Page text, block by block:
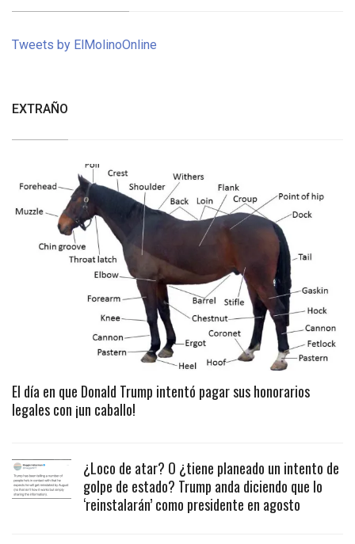
Tweets by ElMolinoOnline
EXTRAÑO
El día en que Donald Trump intentó pagar sus honorarios
legales con ¡un caballo!
¿Loco de atar? O ¿tiene planeado un intento de
golpe de estado? Trump anda diciendo que lo
‘reinstalarán’ como presidente en agosto